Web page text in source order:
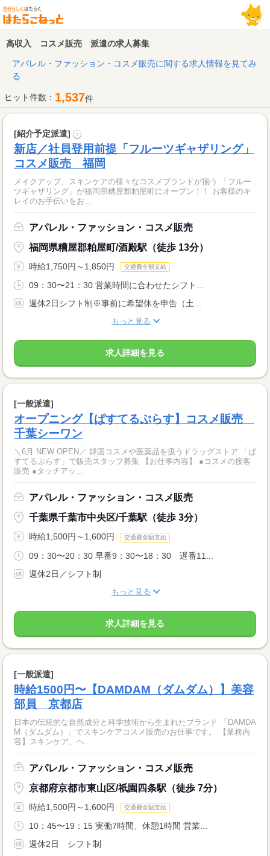
高収入 コスメ販売 派遣の求人募集
アパレル・ファッション・コスメ販売に関する求人情報を見てみ
る
ヒット件数： 1,537件
[紹介予定派遣] ?
新店／社員登用前提「フルーツギャザリング」
コスメ販売 福岡
メイクアップ、スキンケアの様々なコスメブランドが揃う 「フルー
ツギャザリング」が福岡県糟屋郡粕屋町にオープン！！ お客様のキ
レイのお手伝いをお...
アパレル・ファッション・コスメ販売
福岡県糟屋郡粕屋町/酒殿駅（徒歩 13分）
時給1,750円～1,850円 交通費全額支給
09：30〜21：30 営業時間に合わせたシフト...
週休2日シフト制※事前に希望休を申告（土...
もっと見る
求人詳細を見る
[一般派遣]
オープニング【ぱすてるぷらす】コスメ販売
千葉シーワン
＼6月 NEW OPEN／ 韓国コスメや医薬品を扱うドラッグストア 「ぱ
すてるぷらす」で販売スタッフ募集 【お仕事内容】 ●コスメの接客
販売 ●タッチアッ...
アパレル・ファッション・コスメ販売
千葉県千葉市中央区/千葉駅（徒歩 3分）
時給1,500円～1,600円 交通費全額支給
09：30〜20：30 早番9：30〜18：30 遅番11...
週休2日／シフト制
もっと見る
求人詳細を見る
[一般派遣]
時給1500円〜【DAMDAM（ダムダム）】美容
部員 京都店
日本の伝統的な自然成分と科学技術から生まれたブランド 「DAMDA
M（ダムダム）」でスキンケアコスメ販売のお仕事です。 【業務内
容】スキンケア、ヘ...
アパレル・ファッション・コスメ販売
京都府京都市東山区/祇園四条駅（徒歩 7分）
時給1,500円～1,600円 交通費全額支給
10：45〜19：15 実働7時間、休憩1時間 営業...
週休2日 シフト制